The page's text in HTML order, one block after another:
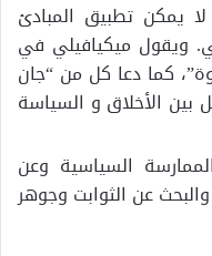
لا يمكن تطبيق المبادئ
ويقول ميكيافيلي في
كما دعا كل من “جان
بين الأخلاق و السياسة
السياسية وعن
والبحث عن الثوابت وجوهر